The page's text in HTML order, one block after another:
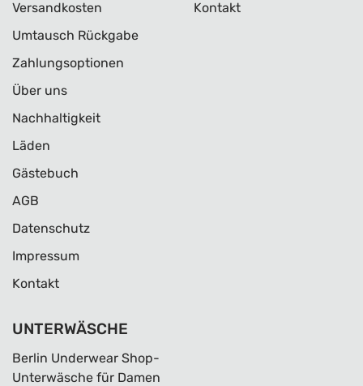
Versandkosten
Umtausch Rückgabe
Zahlungsoptionen
Über uns
Nachhaltigkeit
Läden
Gästebuch
AGB
Datenschutz
Impressum
Kontakt
Kontakt
UNTERWÄSCHE
Berlin Underwear Shop-
Unterwäsche für Damen